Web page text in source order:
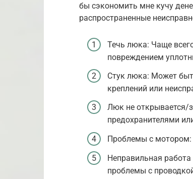
бы сэкономить мне кучу
распространенные
Течь люка: Чаще
повреждением
Стук люка: Может
креплений или
Люк не открывается/
предохранителями
Проблемы с мотором:
Неправильная
проблемы с